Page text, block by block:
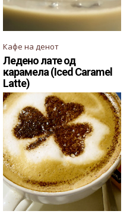
Кафе на денот
Ледено лате од
карамела (Iced Caramel
Latte)